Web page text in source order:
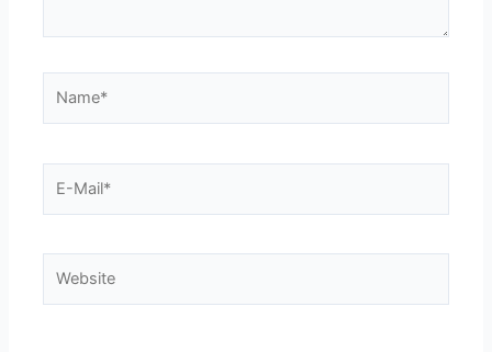
Mail*